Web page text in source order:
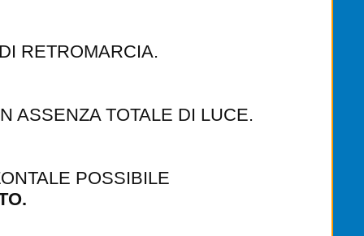
RETROMARCIA.
ASSENZA TOTALE DI LUCE.
POSSIBILE